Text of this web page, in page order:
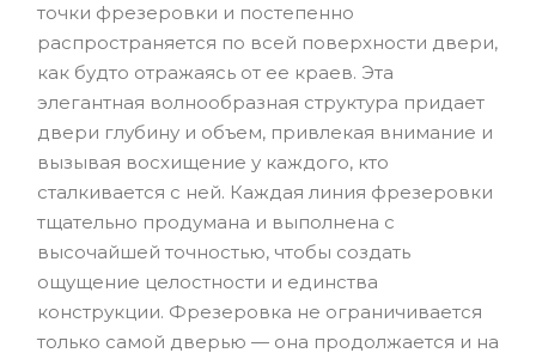
точки фрезеровки и постепенно
распространяется по всей поверхности двери,
как будто отражаясь от ее краев. Эта
элегантная волнообразная структура придает
двери глубину и объем, привлекая внимание и
вызывая восхищение у каждого, кто
сталкивается с ней. Каждая линия фрезеровки
тщательно продумана и выполнена с
высочайшей точностью, чтобы создать
ощущение целостности и единства
конструкции. Фрезеровка не ограничивается
только самой дверью — она продолжается и на